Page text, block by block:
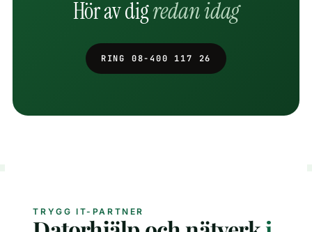
Hör av digredan idag
RING 08-400 117 26
TRYGG IT-PARTNER